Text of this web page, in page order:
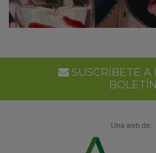
SUSCRÍBETE A
BOLETÍN
Una web de: